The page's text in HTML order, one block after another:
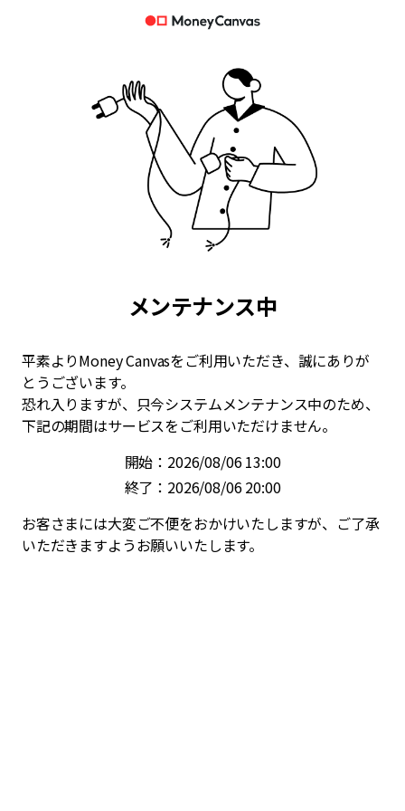
メンテナンス中
平素よりMoney Canvasをご利用いただき、誠にありが
とうございます。
恐れ入りますが、只今システムメンテナンス中のため、
下記の期間はサービスをご利用いただけません。
開始：2026/08/06 13:00
終了：2026/08/06 20:00
お客さまには大変ご不便をおかけいたしますが、ご了承
いただきますようお願いいたします。